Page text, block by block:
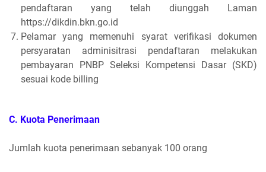
pendaftaran yang telah diunggah Laman
https://dikdin.bkn.go.id
Pelamar yang memenuhi syarat verifikasi dokumen
persyaratan adminisitrasi pendaftaran melakukan
pembayaran PNBP Seleksi Kompetensi Dasar (SKD)
sesuai kode billing
C. Kuota Penerimaan
Jumlah kuota penerimaan sebanyak 100 orang